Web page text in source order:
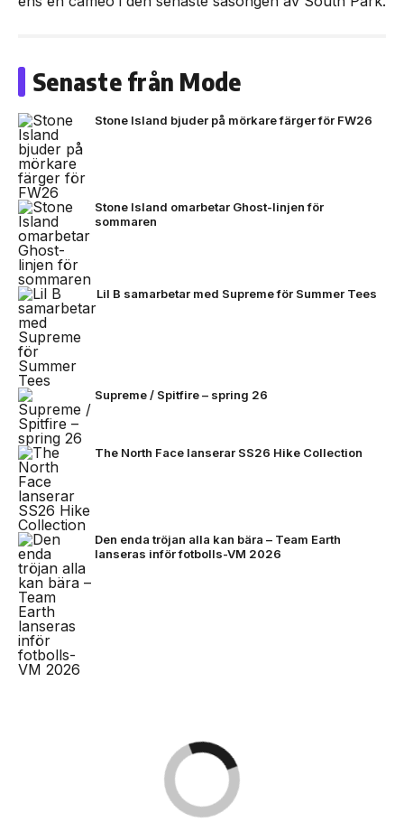
Senaste från Mode
Stone Island bjuder på mörkare färger för FW26
Stone Island omarbetar Ghost-linjen för
sommaren
Lil B samarbetar med Supreme för Summer Tees
Supreme / Spitfire – spring 26
The North Face lanserar SS26 Hike Collection
Den enda tröjan alla kan bära – Team Earth
lanseras inför fotbolls-VM 2026